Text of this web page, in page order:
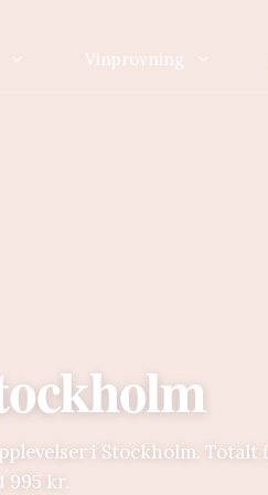
Vinprovning
i Stockholm. Totalt
995 kr.